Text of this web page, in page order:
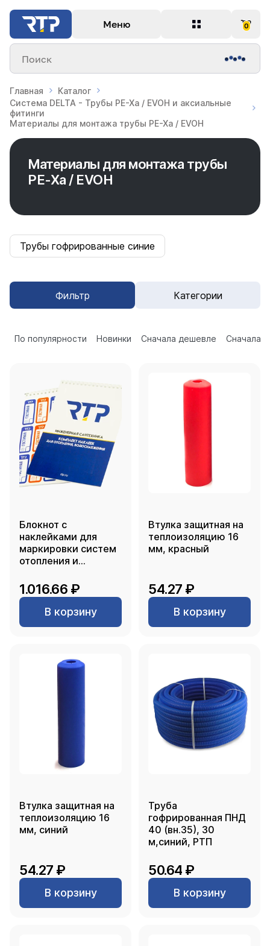
Меню 0
Поиск
Главная
Каталог
Система DELTA - Трубы PE-Xa / EVOH и аксиальные
фитинги
Материалы для монтажа трубы PE-Xa / EVOH
Материалы для монтажа трубы
PE-Xa / EVOH
Трубы гофрированные синие
Фильтр Категории
По популярности Новинки Сначала дешевле Сначала
Блокнот с
наклейками для
маркировки систем
отопления и
шт., РТП
1.016.66 ₽
В корзину
Втулка защитная на
теплоизоляцию 16
мм, красный
54.27 ₽
В корзину
Втулка защитная на
теплоизоляцию 16
мм, синий
54.27 ₽
В корзину
Труба
гофрированная ПНД
40 (вн.35), 30
м,синий, РТП
50.64 ₽
В корзину